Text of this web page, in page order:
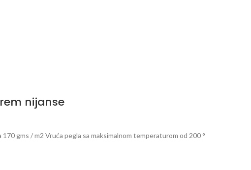
nijanse
gms / m2 Vruća pegla sa maksimalnom temperaturom od 200 °